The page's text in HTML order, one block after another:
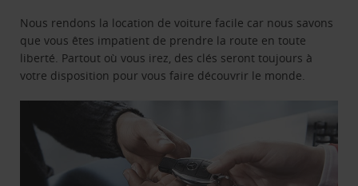
Nous rendons la location de voiture facile car nous savons
que vous êtes impatient de prendre la route en toute
liberté. Partout où vous irez, des clés seront toujours à
votre disposition pour vous faire découvrir le monde.